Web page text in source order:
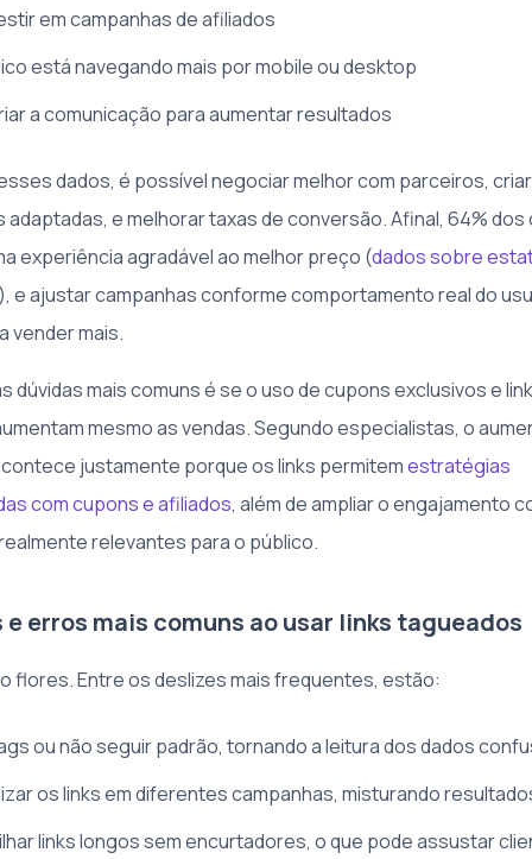
em campanhas de afiliados
está navegando mais por mobile ou desktop
a comunicação para aumentar resultados
dados, é possível negociar melhor com parceiros, criar
e melhorar taxas de conversão. Afinal, 64% dos
experiência agradável ao melhor preço (dados sobre
e ajustar campanhas conforme comportamento real do
vender mais.
dúvidas mais comuns é se o uso de cupons exclusivos e
mesmo as vendas. Segundo especialistas, o
justamente porque os links permitemestratégias
com cupons e afiliados, além de ampliar o engajamento
relevantes para o público.
erros mais comuns ao usar links tagueados
flores. Entre os deslizes mais frequentes, estão:
ou não seguir padrão, tornando a leitura dos dados
os links em diferentes campanhas, misturando
links longos sem encurtadores, o que pode assustar